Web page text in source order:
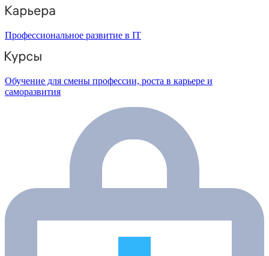
Профессиональное развитие в IT
Обучение для смены профессии, роста в карьере и
саморазвития